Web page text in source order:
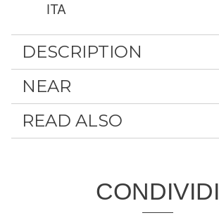
ITA
DESCRIPTION
NEAR
READ ALSO
CONDIVIDI